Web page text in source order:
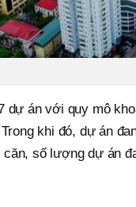
dự án với quy mô
khi đó, dự án
căn, số lượng dự án